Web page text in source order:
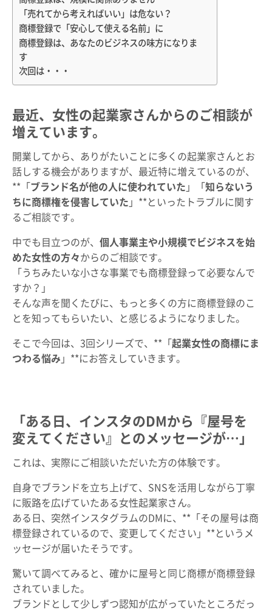
「売れてから考えればいい」は危ない？
商標登録で「安心して使える名前」に
商標登録は、あなたのビジネスの味方になりま
す
次回は・・・
最近、女性の起業家さんからのご相談が
増えています。
開業してから、ありがたいことに多くの起業家さんとお
話しする機会がありますが、最近特に増えているのが、
**「 ブランド名が他の人に使われていた 」「 知らないう
ちに商標権を侵害していた 」**といったトラブルに関す
るご相談です。
中でも目立つのが、 個人事業主や小規模でビジネスを始
めた女性の方々からのご相談です。
「うちみたいな小さな事業でも商標登録って必要なんで
すか？」
そんな声を聞くたびに、もっと多くの方に商標登録のこ
とを知ってもらいたい、と感じるようになりました。
そこで今回は、3回シリーズで、**「 起業女性の商標にま
つわる悩み 」**にお答えしていきます。
「ある日、インスタのDMから『屋号を
変えてください』とのメッセージが…」
これは、実際にご相談いただいた方の体験です。
自身でブランドを立ち上げて、SNSを活用しながら丁寧
に販路を広げていたある女性起業家さん。
ある日、突然インスタグラムのDMに、**「その屋号は商
標登録されているので、変更してください」**というメ
ッセージが届いたそうです。
驚いて調べてみると、確かに屋号と同じ商標が商標登録
されていました。
ブランドとして少しずつ認知が広がっていたところだっ